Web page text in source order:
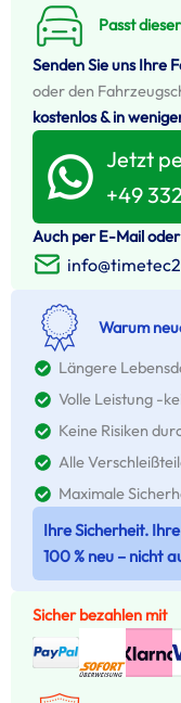
Passt
Senden Sie uns Ihre
oder den
kostenlos & in
Jetzt
+49
Auch per E-Mail
Warum
Längere
Volle Leistung -
Keine Risiken
Alle
Maximale
Ihre Sicherheit.
100 % neu – nicht
Sicher bezahlen mit